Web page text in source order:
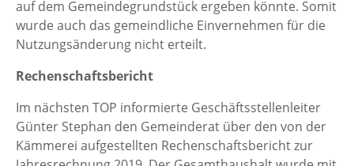
auf dem Gemeindegrundstück ergeben könnte. Somit
wurde auch das gemeindliche Einvernehmen für die
Nutzungsänderung nicht erteilt.
Rechenschaftsbericht
Im nächsten TOP informierte Geschäftsstellenleiter
Günter Stephan den Gemeinderat über den von der
Kämmerei aufgestellten Rechenschaftsbericht zur